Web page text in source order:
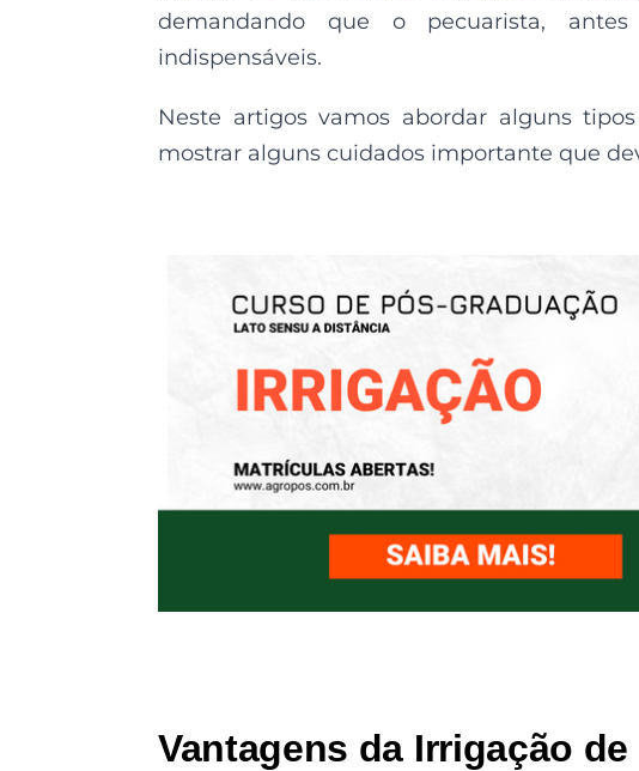
demandando que o pecuarista,
indispensáveis.
Neste artigos vamos abordar alguns
mostrar alguns cuidados importante que
Vantagens da Irrigação